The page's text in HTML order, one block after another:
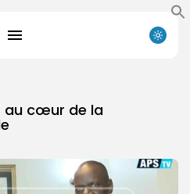
au cœur de la